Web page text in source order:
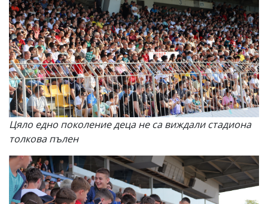
Цяло едно поколение деца не са виждали стадиона
толкова пълен